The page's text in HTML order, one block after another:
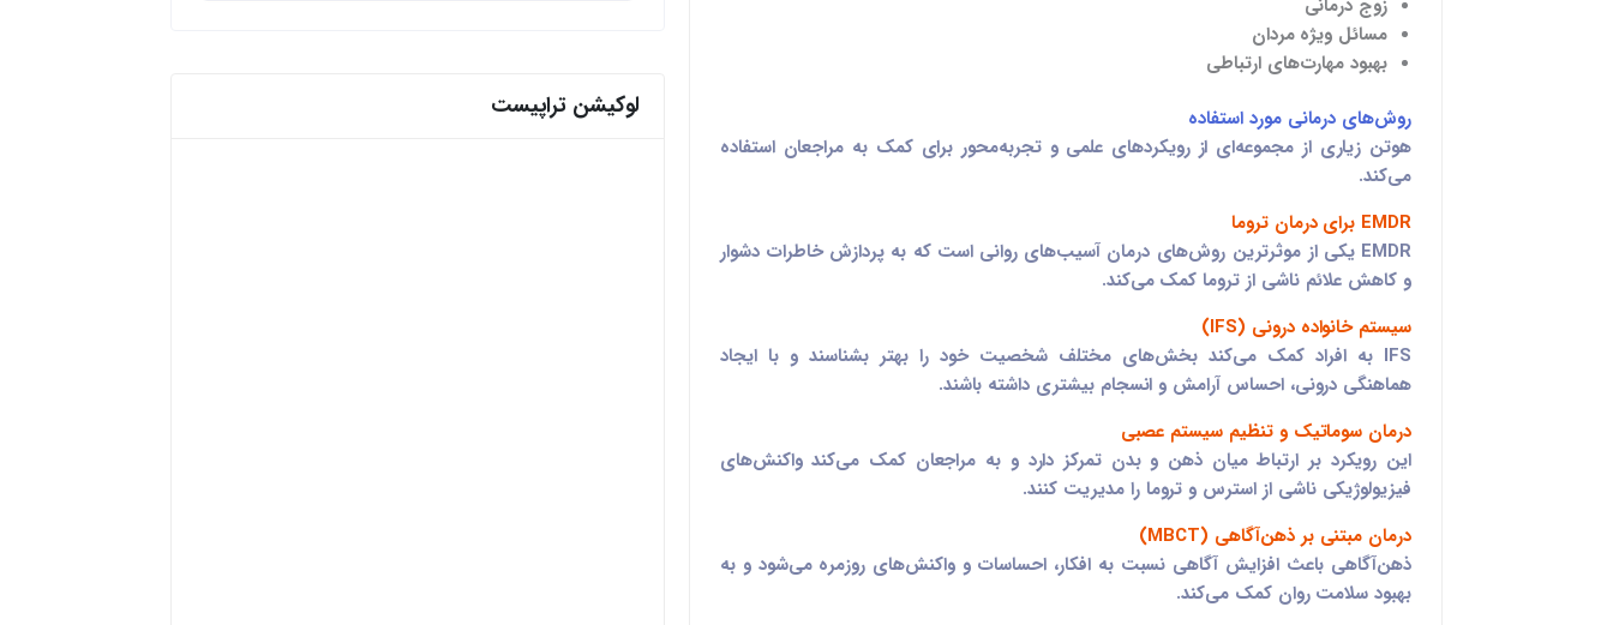
مسائل ویژه مردان
بهبود مهارت‌های ارتباطی
روش‌های درمانی مورد استفاده
هوتن زیاری از مجموعه‌ای از رویکردهای علمی و تجربه‌محور برای کمک به مراجعان استفاده
می‌کند.
EMDR برای درمان تروما
EMDR یکی از موثرترین روش‌های درمان آسیب‌های روانی است که به پردازش خاطرات دشوار
و کاهش علائم ناشی از تروما کمک می‌کند.
سیستم خانواده درونی (IFS)
IFS به افراد کمک می‌کند بخش‌های مختلف شخصیت خود را بهتر بشناسند و با ایجاد
هماهنگی درونی، احساس آرامش و انسجام بیشتری داشته باشند.
درمان سوماتیک و تنظیم سیستم عصبی
این رویکرد بر ارتباط میان ذهن و بدن تمرکز دارد و به مراجعان کمک می‌کند واکنش‌های
فیزیولوژیکی ناشی از استرس و تروما را مدیریت کنند.
درمان مبتنی بر ذهن‌آگاهی (MBCT)
ذهن‌آگاهی باعث افزایش آگاهی نسبت به افکار، احساسات و واکنش‌های روزمره می‌شود و به
بهبود سلامت روان کمک می‌کند.
لوکیشن تراپیست